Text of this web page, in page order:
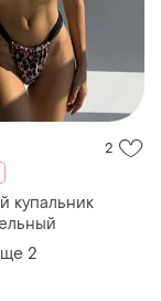
2
купальник
2